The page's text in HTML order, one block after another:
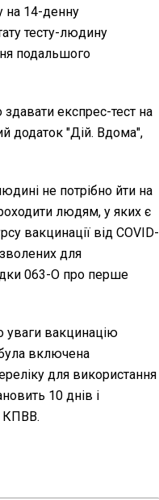
на 14-денну
тесту-людину
подальшого
здавати експрес-тест на
додаток "Дій. Вдома",
не потрібно йти на
людям, у яких є
вакцинації від COVID-
для
063-О про перше
уваги вакцинацію
включена
для використання
10 днів і
КПВВ.